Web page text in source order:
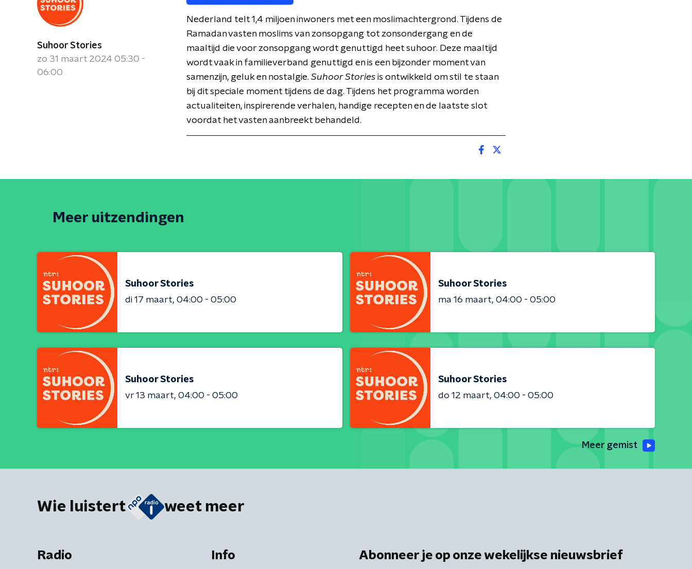
Suhoor Stories
zo 31 maart 2024 05:30 -
06:00
Nederland telt 1,4 miljoen inwoners met een moslimachtergrond. Tijdens de
Ramadan vasten moslims van zonsopgang tot zonsondergang en de
maaltijd die voor zonsopgang wordt genuttigd heet suhoor. Deze maaltijd
wordt vaak in familieverband genuttigd en is een bijzonder moment van
samenzijn, geluk en nostalgie. Suhoor Stories is ontwikkeld om stil te staan
bij dit speciale moment tijdens de dag. Tijdens het programma worden
actualiteiten, inspirerende verhalen, handige recepten en de laatste slot
voordat het vasten aanbreekt behandeld.
Meer uitzendingen
Suhoor Stories
di 17 maart 04:00 - 05:00
Suhoor Stories
ma 16 maart 04:00 - 05:00
Suhoor Stories
vr 13 maart 04:00 - 05:00
Suhoor Stories
do 12 maart 04:00 - 05:00
Meer gemist
Wie luistert weet meer
Radio Info Abonneer je op onze wekelijkse nieuwsbrief